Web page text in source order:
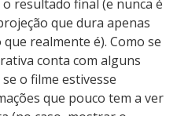
resultado final (e nunca é
que dura apenas
realmente é). Como se
conta com alguns
o filme estivesse
que pouco tem a ver